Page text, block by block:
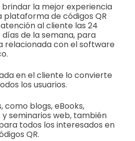
la mejor experiencia
plataforma de códigos QR
al cliente las 24
días de la semana, para
relacionada con el software
en el cliente lo convierte
los usuarios.
como blogs, eBooks,
seminarios web, también
todos los interesados en
QR.